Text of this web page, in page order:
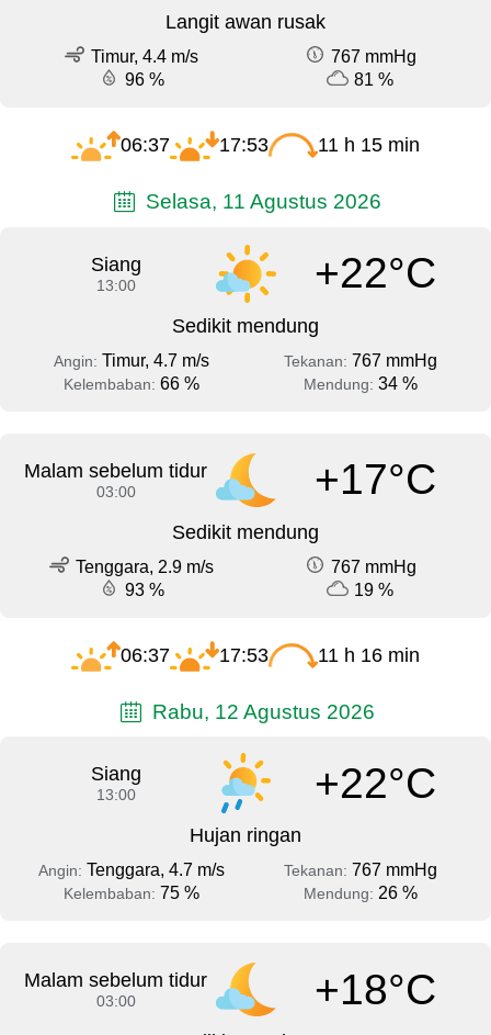
Langit awan rusak
Timur, 4.4 m/s
767 mmHg
96 %
81 %
06:37 17:53 11 h 15 min
Selasa, 11 Agustus 2026
Siang
13:00 +22°C
Sedikit mendung
Angin: Timur, 4.7 m/s Tekanan: 767 mmHg
Kelembaban: 66 % Mendung: 34 %
Malam sebelum tidur
03:00 +17°C
Sedikit mendung
Tenggara, 2.9 m/s
767 mmHg
93 %
19 %
06:37 17:53 11 h 16 min
Rabu, 12 Agustus 2026
Siang
13:00 +22°C
Hujan ringan
Angin: Tenggara, 4.7 m/s Tekanan: 767 mmHg
Kelembaban: 75 % Mendung: 26 %
Malam sebelum tidur
03:00 +18°C